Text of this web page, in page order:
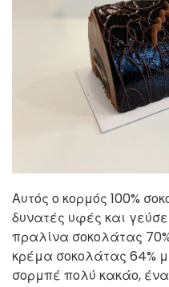
Αυτός ο κορμός 100%
δυνατές υφές και
πραλίνα σοκολάτας
κρέμα σοκολάτας 64%
σορμπέ πολύ κακάο,